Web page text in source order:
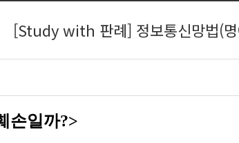
[Study with 판례] 정보통신망법(
손일까?>